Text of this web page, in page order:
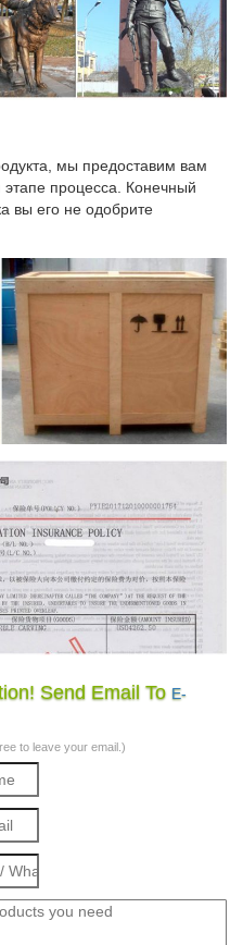
мы предоставим вам
процесса. Конечный
вы его не одобрите
Send Email To E-
to leave your email.)